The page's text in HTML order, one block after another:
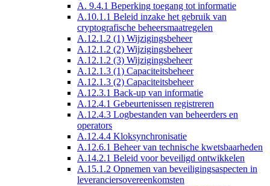
A. 9.4.1 Beperking toegang tot informatie
A.10.1.1 Beleid inzake het gebruik van
cryptografische beheersmaatregelen
A.12.1.2 (1) Wijzigingsbeheer
A.12.1.2 (2) Wijzigingsbeheer
A.12.1.2 (3) Wijzigingsbeheer
A.12.1.3 (1) Capaciteitsbeheer
A.12.1.3 (2) Capaciteitsbeheer
A.12.3.1 Back-up van informatie
A.12.4.1 Gebeurtenissen registreren
A.12.4.3 Logbestanden van beheerders en
operators
A.12.4.4 Kloksynchronisatie
A.12.6.1 Beheer van technische kwetsbaarheden
A.14.2.1 Beleid voor beveiligd ontwikkelen
A.15.1.2 Opnemen van beveiligingsaspecten in
leveranciersovereenkomsten